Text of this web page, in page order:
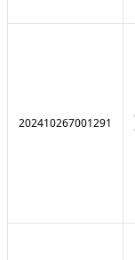
202410267001291